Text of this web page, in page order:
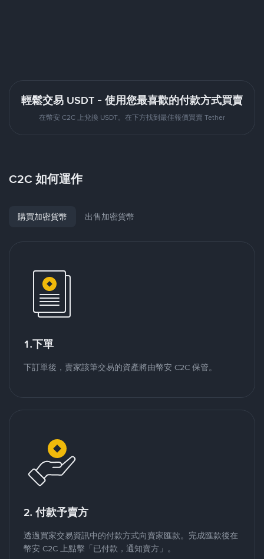
輕鬆交易 USDT - 使用您最喜歡的付款方式買賣
在幣安 C2C 上兌換 USDT。在下方找到最佳報價買賣 Tether
C2C 如何運作
購買加密貨幣 出售加密貨幣
1.下單
下訂單後，賣家該筆交易的資產將由幣安 C2C 保管。
2. 付款予賣方
透過買家交易資訊中的付款方式向賣家匯款。完成匯款後在
幣安 C2C 上點擊「已付款，通知賣方」。